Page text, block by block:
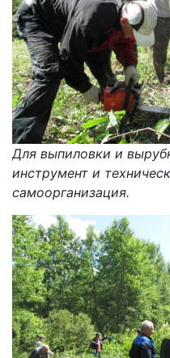
Для выпиловки и
инструмент и
самоорганизация.